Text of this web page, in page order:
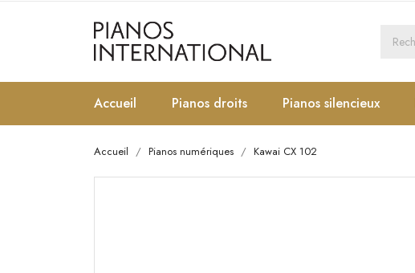
Accueil Pianos droits Pianos silencieux
Accueil Pianos numériques Kawai CX 102